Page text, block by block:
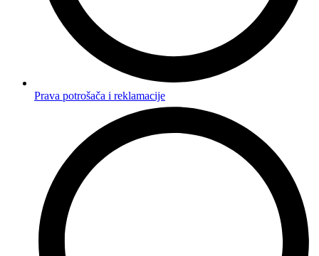
Prava potrošača i reklamacije